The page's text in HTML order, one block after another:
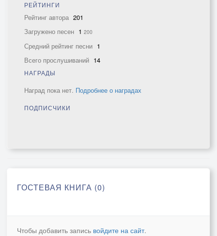
РЕЙТИНГИ
Рейтинг автора 201
Загружено песен 1 200
Средний рейтинг песни 1
Всего прослушиваний 14
НАГРАДЫ
Наград пока нет. Подробнее о наградах
ПОДПИСЧИКИ
ГОСТЕВАЯ КНИГА (0)
Чтобы добавить запись войдите на сайт.